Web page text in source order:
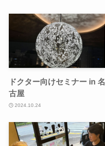
ドクター向けセミナー in 名
古屋
2024.10.24